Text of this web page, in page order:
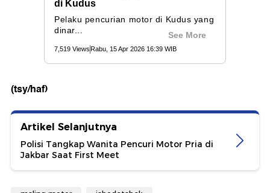
(tsy/haf)
Artikel Selanjutnya
Polisi Tangkap Wanita Pencuri Motor Pria di
Jakbar Saat First Meet